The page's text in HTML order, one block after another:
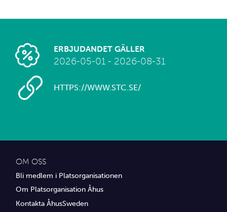
ERBJUDANDET GÄLLER
2026-05-01 - 2026-08-31
HTTPS://WWW.STC.SE/
OM OSS
Bli medlem i Platsorganisationen
Om Platsorganisation Åhus
Kontakta ÅhusSweden